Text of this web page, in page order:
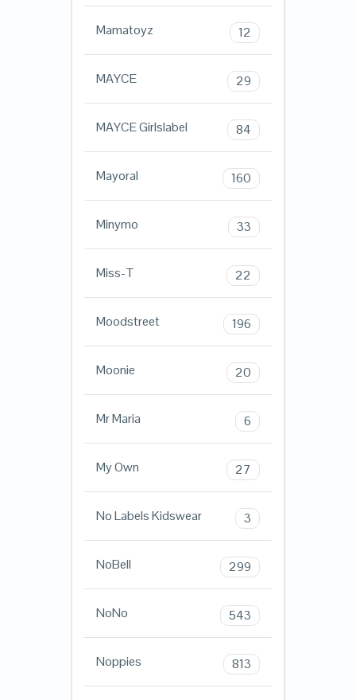
Mamatoyz 12
MAYCE 29
MAYCE Girlslabel 84
Mayoral 160
Minymo 33
Miss-T 22
Moodstreet 196
Moonie 20
Mr Maria 6
My Own 27
No Labels Kidswear 3
NoBell 299
NoNo 543
Noppies 813